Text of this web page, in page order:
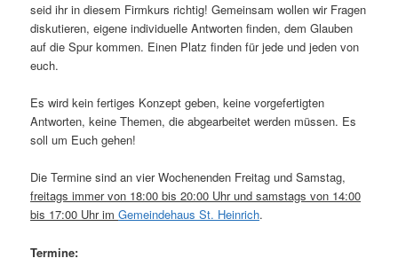
seid ihr in diesem Firmkurs richtig! Gemeinsam wollen wir Fragen
diskutieren, eigene individuelle Antworten finden, dem Glauben
auf die Spur kommen. Einen Platz finden für jede und jeden von
euch.
Es wird kein fertiges Konzept geben, keine vorgefertigten
Antworten, keine Themen, die abgearbeitet werden müssen. Es
soll um Euch gehen!
Die Termine sind an vier Wochenenden Freitag und Samstag,
freitags immer von 18:00 bis 20:00 Uhr und samstags von 14:00
bis 17:00 Uhr imGemeindehaus St. Heinrich.
Termine: